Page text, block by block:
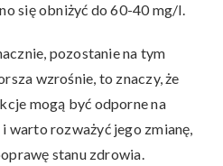
się obniżyć do 60-40 mg/l.
pozostanie na tym
wzrośnie, to znaczy, że
mogą być odporne na
i warto rozważyć jego zmianę,
stanu zdrowia.